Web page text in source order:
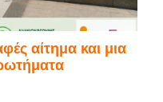
αίτημα και μια